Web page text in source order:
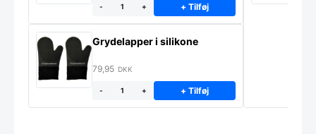
- + + Tilføj
Grydelapper i silikone
79,95 DKK
- + + Tilføj